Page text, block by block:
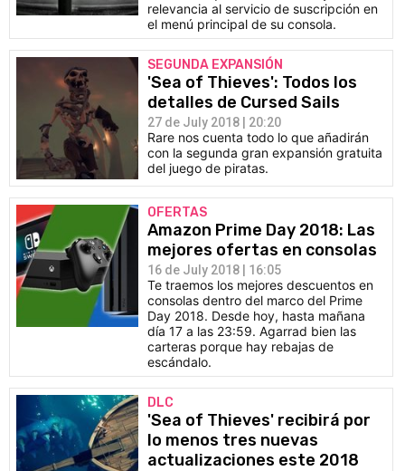
relevancia al servicio de suscripción en
el menú principal de su consola.
SEGUNDA EXPANSIÓN
'Sea of Thieves': Todos los
detalles de Cursed Sails
27 de July 2018 | 20:20
Rare nos cuenta todo lo que añadirán
con la segunda gran expansión gratuita
del juego de piratas.
OFERTAS
Amazon Prime Day 2018: Las
mejores ofertas en consolas
16 de July 2018 | 16:05
Te traemos los mejores descuentos en
consolas dentro del marco del Prime
Day 2018. Desde hoy, hasta mañana
día 17 a las 23:59. Agarrad bien las
carteras porque hay rebajas de
escándalo.
DLC
'Sea of Thieves' recibirá por
lo menos tres nuevas
actualizaciones este 2018